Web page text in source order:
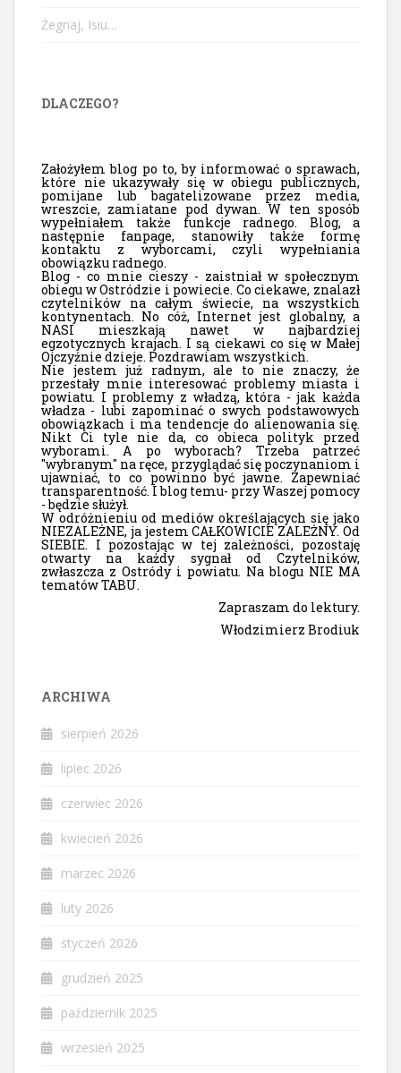
Żegnaj, Isiu…
DLACZEGO?
Założyłem blog po to, by informować o sprawach,
które nie ukazywały się w obiegu publicznych,
pomijane lub bagatelizowane przez media,
wreszcie, zamiatane pod dywan. W ten sposób
wypełniałem także funkcje radnego. Blog, a
następnie fanpage, stanowiły także formę
kontaktu z wyborcami, czyli wypełniania
obowiązku radnego.
Blog - co mnie cieszy - zaistniał w społecznym
obiegu w Ostródzie i powiecie. Co ciekawe, znalazł
czytelników na całym świecie, na wszystkich
kontynentach. No cóż, Internet jest globalny, a
NASI mieszkają nawet w najbardziej
egzotycznych krajach. I są ciekawi co się w Małej
Ojczyźnie dzieje. Pozdrawiam wszystkich.
Nie jestem już radnym, ale to nie znaczy, że
przestały mnie interesować problemy miasta i
powiatu. I problemy z władzą, która - jak każda
władza - lubi zapominać o swych podstawowych
obowiązkach i ma tendencje do alienowania się.
Nikt Ci tyle nie da, co obieca polityk przed
wyborami. A po wyborach? Trzeba patrzeć
"wybranym" na ręce, przyglądać się poczynaniom i
ujawniać, to co powinno być jawne. Zapewniać
transparentność. I blog temu- przy Waszej pomocy
- będzie służył.
W odróżnieniu od mediów określających się jako
NIEZALEŻNE, ja jestem CAŁKOWICIE ZALEŻNY. Od
SIEBIE. I pozostając w tej zależności, pozostaję
otwarty na każdy sygnał od Czytelników,
zwłaszcza z Ostródy i powiatu. Na blogu NIE MA
tematów TABU.
Zapraszam do lektury.
Włodzimierz Brodiuk
ARCHIWA
sierpień 2026
lipiec 2026
czerwiec 2026
kwiecień 2026
marzec 2026
luty 2026
styczeń 2026
grudzień 2025
październik 2025
wrzesień 2025